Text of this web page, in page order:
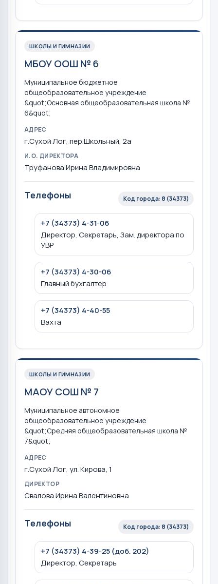
ШКОЛЫ И ГИМНАЗИИ
МБОУ ООШ № 6
Муниципальное бюджетное
общеобразовательное учреждение
&quot;Основная общеобразовательная школа №
6&quot;
АДРЕС
г.Сухой Лог, пер.Школьный, 2а
И.О. ДИРЕКТОРА
Труфанова Ирина Владимировна
Телефоны Код города: 8 (34373)
+7 (34373) 4-31-06
Директор, Секретарь, Зам. директора по
УВР
+7 (34373) 4-30-06
Главный бухгалтер
+7 (34373) 4-40-55
Вахта
ШКОЛЫ И ГИМНАЗИИ
МАОУ СОШ № 7
Муниципальное автономное
общеобразовательное учреждение
&quot;Средняя общеобразовательная школа №
7&quot;
АДРЕС
г.Сухой Лог, ул. Кирова, 1
ДИРЕКТОР
Свалова Ирина Валентиновна
Телефоны Код города: 8 (34373)
+7 (34373) 4-39-25 (доб. 202)
Директор, Секретарь